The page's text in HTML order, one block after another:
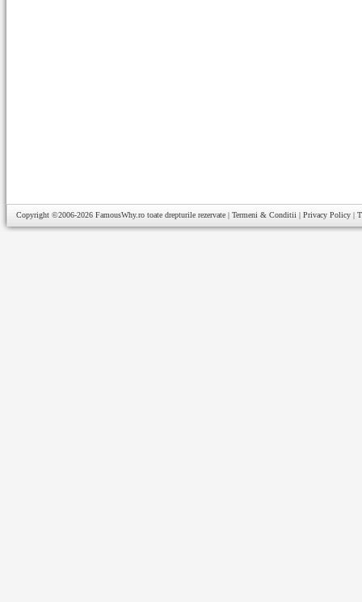
Copyright ©2006-2026 FamousWhy.ro toate drepturile rezervate | Termeni & Conditii | Privacy Policy |